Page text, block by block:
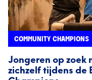
Jongeren op zoek
zichzelf tijdens de
COMMUNITY CHAMPIONS